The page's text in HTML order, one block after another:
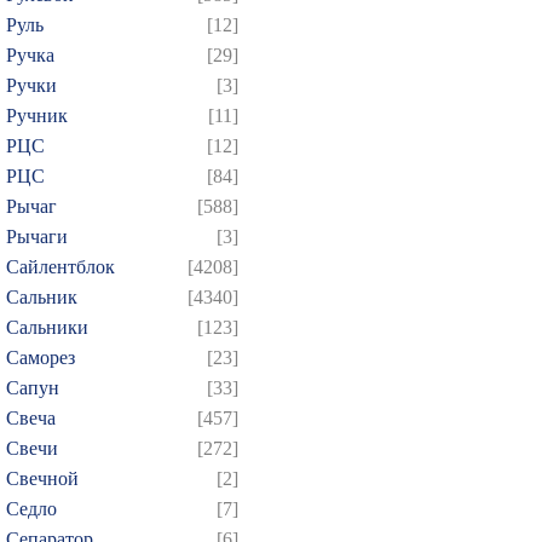
Руль
[12]
Ручка
[29]
Ручки
[3]
Ручник
[11]
РЦC
[12]
РЦС
[84]
Рычаг
[588]
Рычаги
[3]
Сайлентблок
[4208]
Сальник
[4340]
Сальники
[123]
Саморез
[23]
Сапун
[33]
Свеча
[457]
Свечи
[272]
Свечной
[2]
Седло
[7]